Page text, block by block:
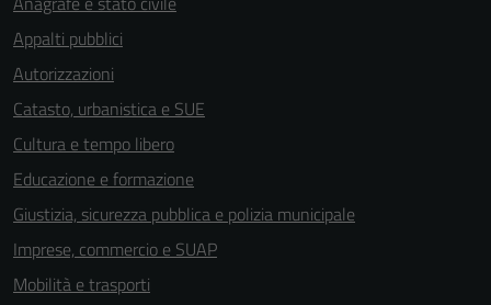
Appalti pubblici
Autorizzazioni
Catasto, urbanistica e SUE
Cultura e tempo libero
Educazione e formazione
Giustizia, sicurezza pubblica e polizia municipale
Imprese, commercio e SUAP
Mobilità e trasporti